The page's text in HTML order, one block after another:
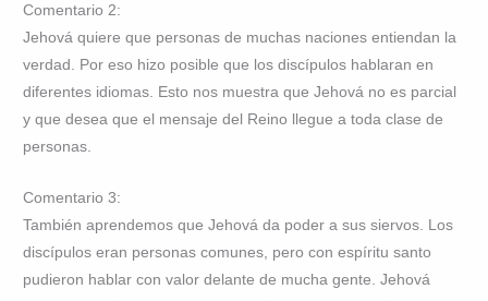
Comentario 2:
Jehová quiere que personas de muchas naciones entiendan la
verdad. Por eso hizo posible que los discípulos hablaran en
diferentes idiomas. Esto nos muestra que Jehová no es parcial
y que desea que el mensaje del Reino llegue a toda clase de
personas.
Comentario 3:
También aprendemos que Jehová da poder a sus siervos. Los
discípulos eran personas comunes, pero con espíritu santo
pudieron hablar con valor delante de mucha gente. Jehová